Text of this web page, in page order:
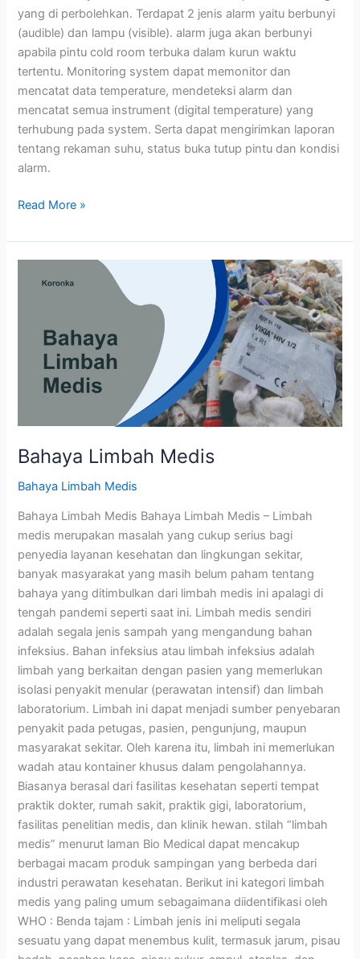
yang di perbolehkan. Terdapat 2 jenis alarm yaitu berbunyi
(audible) dan lampu (visible). alarm juga akan berbunyi
apabila pintu cold room terbuka dalam kurun waktu
tertentu. Monitoring system dapat memonitor dan
mencatat data temperature, mendeteksi alarm dan
mencatat semua instrument (digital temperature) yang
terhubung pada system. Serta dapat mengirimkan laporan
tentang rekaman suhu, status buka tutup pintu dan kondisi
alarm.
Read More »
Bahaya Limbah Medis
Bahaya Limbah Medis
Bahaya Limbah Medis Bahaya Limbah Medis – Limbah
medis merupakan masalah yang cukup serius bagi
penyedia layanan kesehatan dan lingkungan sekitar,
banyak masyarakat yang masih belum paham tentang
bahaya yang ditimbulkan dari limbah medis ini apalagi di
tengah pandemi seperti saat ini. Limbah medis sendiri
adalah segala jenis sampah yang mengandung bahan
infeksius. Bahan infeksius atau limbah infeksius adalah
limbah yang berkaitan dengan pasien yang memerlukan
isolasi penyakit menular (perawatan intensif) dan limbah
laboratorium. Limbah ini dapat menjadi sumber penyebaran
penyakit pada petugas, pasien, pengunjung, maupun
masyarakat sekitar. Oleh karena itu, limbah ini memerlukan
wadah atau kontainer khusus dalam pengolahannya.
Biasanya berasal dari fasilitas kesehatan seperti tempat
praktik dokter, rumah sakit, praktik gigi, laboratorium,
fasilitas penelitian medis, dan klinik hewan. stilah “limbah
medis” menurut laman Bio Medical dapat mencakup
berbagai macam produk sampingan yang berbeda dari
industri perawatan kesehatan. Berikut ini kategori limbah
medis yang paling umum sebagaimana diidentifikasi oleh
WHO : Benda tajam : Limbah jenis ini meliputi segala
sesuatu yang dapat menembus kulit, termasuk jarum, pisau
Limbah